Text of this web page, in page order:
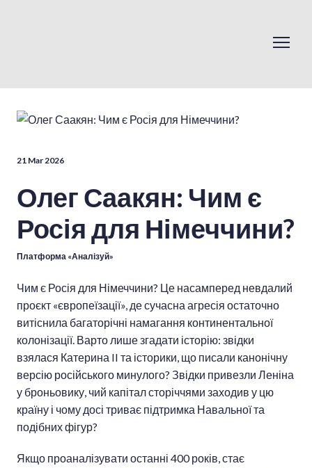
21 Mar 2026
Олег Саакян: Чим є
Росія для Німеччини?
Платформа «Аналізуй»
Чим є Росія для Німеччини? Це насамперед невдалий
проєкт «європеїзації», де сучасна агресія остаточно
витіснила багаторічні намагання континентальної
колонізації. Варто лише згадати історію: звідки
взялася Катерина II та історики, що писали канонічну
версію російського минулого? Звідки привезли Леніна
у броньовику, чий капітал сторіччями заходив у цю
країну і чому досі триває підтримка Навальної та
подібних фігур?
Якщо проаналізувати останні 400 років, стає